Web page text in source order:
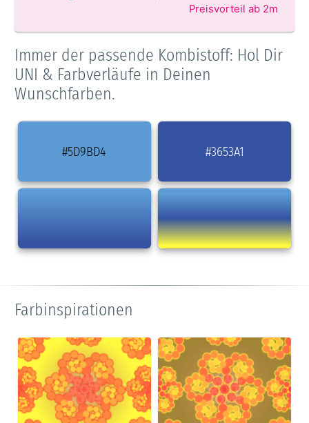
Preisvorteil ab 2m
Immer der passende Kombistoff: Hol Dir
UNI & Farbverläufe in Deinen
Wunschfarben.
#5D9BD4 #3653A1
Farbinspirationen